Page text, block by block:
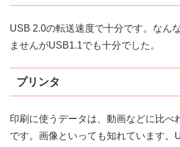
USB 2.0の転送速度で十分です。なん
ませんがUSB1.1でも十分でした。
プリンタ
印刷に使うデータは、動画などに比べ
です。画像といっても知れています。